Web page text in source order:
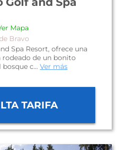
Mapa
Bravo
Spa Resort, ofrece una
de un bonito
c... Ver más
TARIFA